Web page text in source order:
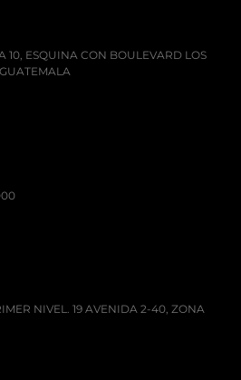
10, ESQUINA CON BOULEVARD LOS
NIVEL. 19 AVENIDA 2-40, ZONA